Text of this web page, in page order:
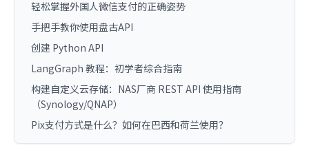
轻松掌握外国人微信支付的正确姿势
手把手教你使用盘古API
创建 Python API
LangGraph 教程：初学者综合指南
构建自定义云存储：NAS厂商 REST API 使用指南
（Synology/QNAP）
Pix支付方式是什么？如何在巴西和荷兰使用？